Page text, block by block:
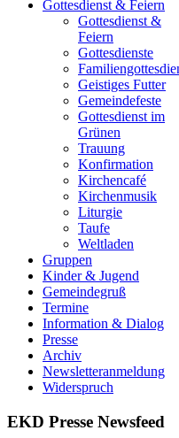
Gottesdienst & Feiern
Gottesdienst &
Feiern
Gottesdienste
Geistiges Futter
Gemeindefeste
Gottesdienst im
Grünen
Trauung
Konfirmation
Kirchencafé
Kirchenmusik
Liturgie
Taufe
Weltladen
Gruppen
Kinder & Jugend
Gemeindegruß
Termine
Information & Dialog
Presse
Archiv
Newsletteranmeldung
Widerspruch
EKD Presse Newsfeed